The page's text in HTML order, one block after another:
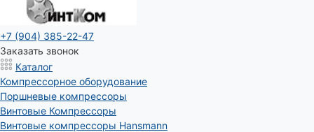
+7 (904) 385-22-47
Заказать звонок
Каталог
Компрессорное оборудование
Поршневые компрессоры
Винтовые Компрессоры
Винтовые компрессоры Hansmann